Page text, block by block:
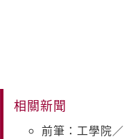
相關新聞
前筆：工學院